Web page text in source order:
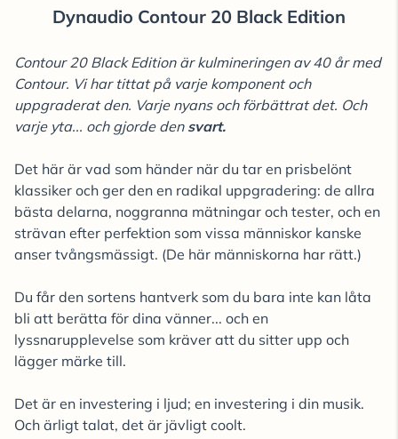
Dynaudio Contour 20 Black Edition
Contour 20 Black Edition är kulmineringen av 40 år med
Contour. Vi har tittat på varje komponent och
uppgraderat den. Varje nyans och förbättrat det. Och
varje yta... och gjorde den svart.
Det här är vad som händer när du tar en prisbelönt
klassiker och ger den en radikal uppgradering: de allra
bästa delarna, noggranna mätningar och tester, och en
strävan efter perfektion som vissa människor kanske
anser tvångsmässigt. (De här människorna har rätt.)
Du får den sortens hantverk som du bara inte kan låta
bli att berätta för dina vänner... och en
lyssnarupplevelse som kräver att du sitter upp och
lägger märke till.
Det är en investering i ljud; en investering i din musik.
Och ärligt talat, det är jävligt coolt.